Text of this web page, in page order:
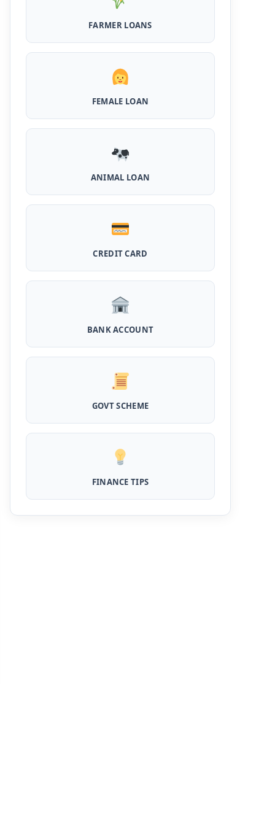
है पुरे 50 हजार तक का लोन, ना सिबिल ना इनकम प्रूफ
अब एयरटेल पेमेंट बैंक से ले सकते हैं पुरे 5 लाख रूपए का
लोन, अभी ऐसे आपके फोन से करे अप्लाई
किसी झंझट से फ्लिपकार्ट से ले सकते है एक लाख तक का
लोन, सिर्फ PAN कार्ड की होती है जरुरत
Canara Bank Loan Apply Online: इस तरह
ऐसे करे अप्लाई
PM KCC Loan: इस प्रकार बनवा सकते है PM किसान
महिलाओं के लिए ये 5 लोन होते है ब्याज फ्री, छोटी किस्तों में
आसानी से कर सकती है भुगतान
Kotak Saving Account Open Online: आज ही
घर बैठे खोले ये जीरो बैलेंस बैंक अकाउंट, फ्री डेबिट कार्ड
परिवारों के लिए शुरू हुई प्रधानमंत्री होम लोन योजना, 25
फार्मिंग लोन योजना के आवेदन हुए शुरू, इस प्रकार ले सकते
है दस लाख तक का लोन
सरकार की इस योजना के तहत मिलता है तगड़ा लोन, साथ ही
मिलेगी 60% तक सब्सिडी
FARMER LOANS
FEMALE LOAN
ANIMAL LOAN
CREDIT CARD
BANK ACCOUNT
GOVT SCHEME
FINANCE TIPS